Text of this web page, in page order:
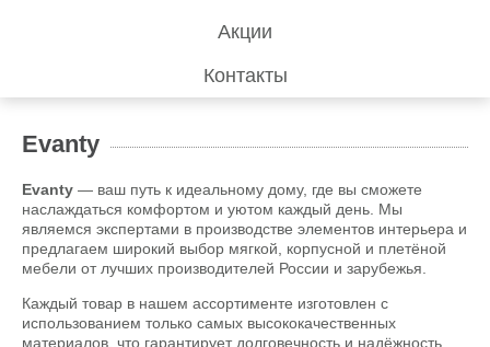
Акции
Контакты
Evanty
Evanty — ваш путь к идеальному дому, где вы сможете
наслаждаться комфортом и уютом каждый день. Мы
являемся экспертами в производстве элементов интерьера и
предлагаем широкий выбор мягкой, корпусной и плетёной
мебели от лучших производителей России и зарубежья.
Каждый товар в нашем ассортименте изготовлен с
использованием только самых высококачественных
материалов, что гарантирует долговечность и надёжность